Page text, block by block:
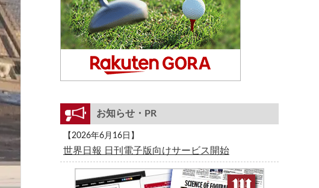
お知らせ・PR
【2026年6月16日】
世界日報 日刊電子版向けサービス開始